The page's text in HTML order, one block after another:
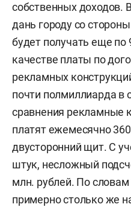
собственных доходов.
дань городу со
будет получать еще по
качестве платы по
рекламных
почти полмиллиарда в
сравнения рекламные
платят ежемесячно
двусторонний щит. С
штук, несложный
млн. рублей. По
примерно столько же